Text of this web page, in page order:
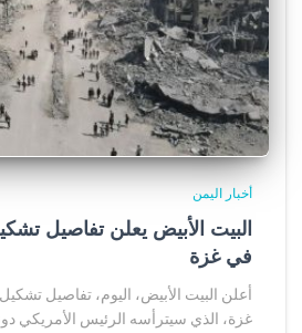
أخبار اليمن
البيت الأبيض يعلن تفاصيل
في غزة
أعلن البيت الأبيض، اليوم، تفاصيل
غزة، الذي سيترأسه الرئيس الأمريكي